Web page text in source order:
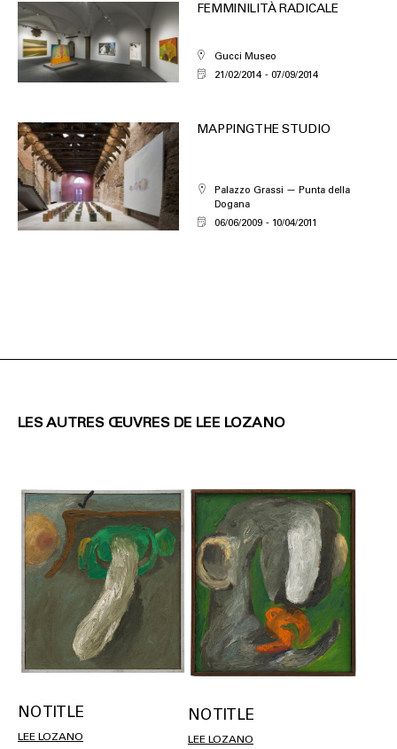
FEMMINILITÀ RADICALE
Gucci Museo
21/02/2014
07/09/2014
MAPPING THE STUDIO
Palazzo Grassi — Punta della
Dogana
06/06/2009
10/04/2011
LES AUTRES ŒUVRES DE LEE LOZANO
NO TITLE
LEE LOZANO
NO TITLE
LEE LOZANO